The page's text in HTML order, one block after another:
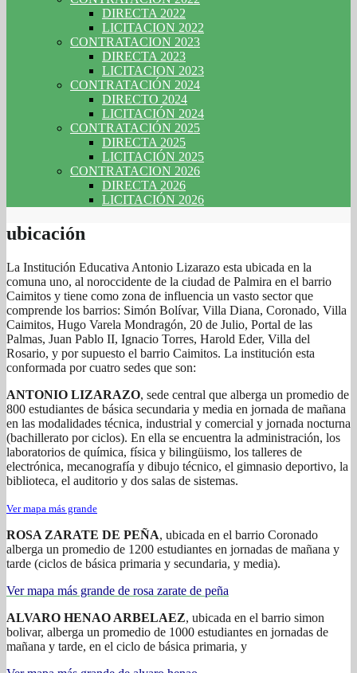
DIRECTA 2022
LICITACION 2022
CONTRATACION 2023
DIRECTA 2023
LICITACION 2023
CONTRATACIÓN 2024
DIRECTO 2024
LICITACIÓN 2024
CONTRATACIÓN 2025
DIRECTA 2025
LICITACIÓN 2025
CONTRATACION 2026
DIRECTA 2026
LICITACIÓN 2026
ubicación
La Institución Educativa Antonio Lizarazo esta ubicada en la
comuna uno, al noroccidente de la ciudad de Palmira en el barrio
Caimitos y tiene como zona de influencia un vasto sector que
comprende los barrios: Simón Bolívar, Villa Diana, Coronado, Villa
Caimitos, Hugo Varela Mondragón, 20 de Julio, Portal de las
Palmas, Juan Pablo II, Ignacio Torres, Harold Eder, Villa del
Rosario, y por supuesto el barrio Caimitos. La institución esta
conformada por cuatro sedes que son:
ANTONIO LIZARAZO, sede central que alberga un promedio de
800 estudiantes de básica secundaria y media en jornada de mañana
en las modalidades técnica, industrial y comercial y jornada nocturna
(bachillerato por ciclos). En ella se encuentra la administración, los
laboratorios de química, física y bilingüismo, los talleres de
electrónica, mecanografía y dibujo técnico, el gimnasio deportivo, la
biblioteca, el auditorio y dos salas de sistemas.
Ver mapa más grande
ROSA ZARATE DE PEÑA, ubicada en el barrio Coronado
alberga un promedio de 1200 estudiantes en jornadas de mañana y
tarde (ciclos de básica primaria y secundaria, y media).
Ver mapa más grande de rosa zarate de peña
ALVARO HENAO ARBELAEZ, ubicada en el barrio simon
bolivar, alberga un promedio de 1000 estudiantes en jornadas de
mañana y tarde, en el ciclo de básica primaria, y